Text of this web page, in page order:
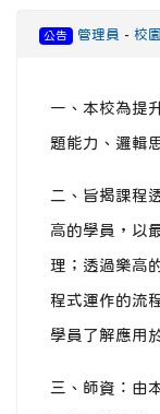
公告 管理員 - 校
一、本校為提
題能力、邏輯
二、旨揭課程
高的學員，以
理；透過樂高
程式運作的流
學員了解應用
三、師資：由